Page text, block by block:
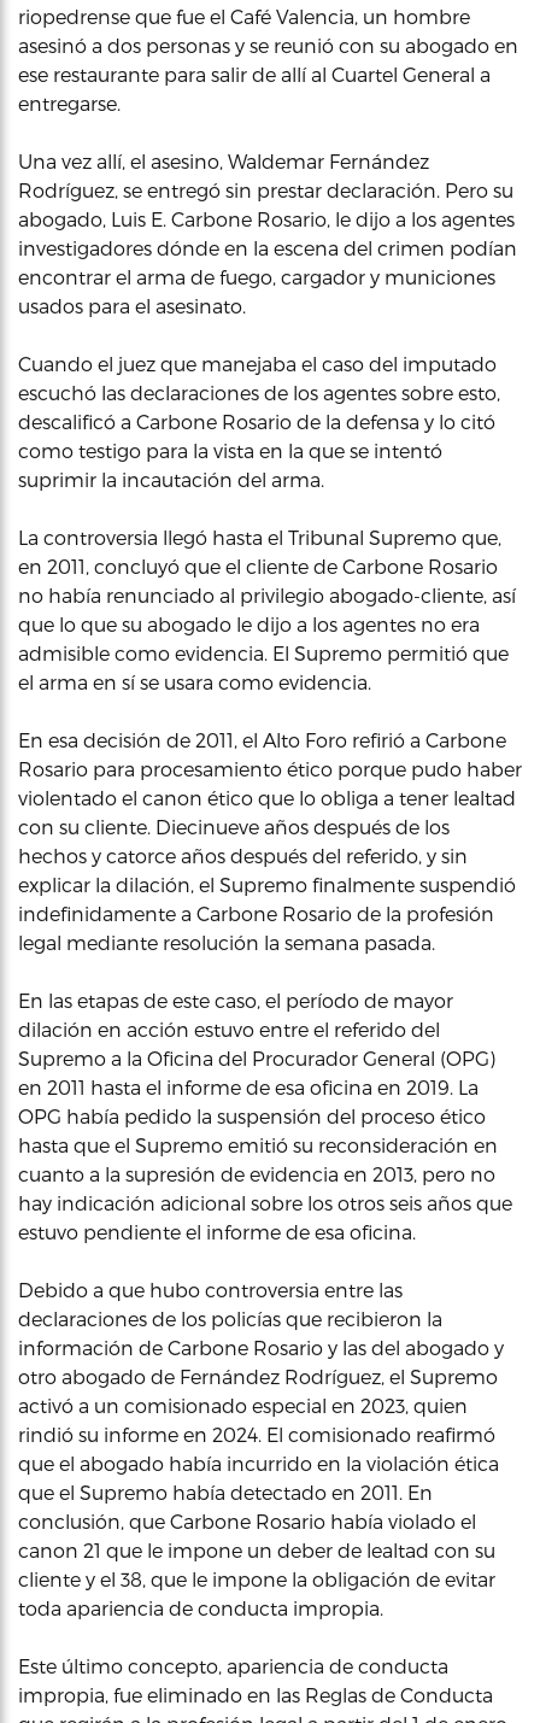
riopedrense que fue el Café Valencia, un hombre
asesinó a dos personas y se reunió con su abogado en
ese restaurante para salir de allí al Cuartel General a
entregarse.
Una vez allí, el asesino, Waldemar Fernández
Rodríguez, se entregó sin prestar declaración. Pero su
abogado, Luis E. Carbone Rosario, le dijo a los agentes
investigadores dónde en la escena del crimen podían
encontrar el arma de fuego, cargador y municiones
usados para el asesinato.
Cuando el juez que manejaba el caso del imputado
escuchó las declaraciones de los agentes sobre esto,
descalificó a Carbone Rosario de la defensa y lo citó
como testigo para la vista en la que se intentó
suprimir la incautación del arma.
La controversia llegó hasta el Tribunal Supremo que,
en 2011, concluyó que el cliente de Carbone Rosario
no había renunciado al privilegio abogado-cliente, así
que lo que su abogado le dijo a los agentes no era
admisible como evidencia. El Supremo permitió que
el arma en sí se usara como evidencia.
En esa decisión de 2011, el Alto Foro refirió a Carbone
Rosario para procesamiento ético porque pudo haber
violentado el canon ético que lo obliga a tener lealtad
con su cliente. Diecinueve años después de los
hechos y catorce años después del referido, y sin
explicar la dilación, el Supremo finalmente suspendió
indefinidamente a Carbone Rosario de la profesión
legal mediante resolución la semana pasada.
En las etapas de este caso, el período de mayor
dilación en acción estuvo entre el referido del
Supremo a la Oficina del Procurador General (OPG)
en 2011 hasta el informe de esa oficina en 2019. La
OPG había pedido la suspensión del proceso ético
hasta que el Supremo emitió su reconsideración en
cuanto a la supresión de evidencia en 2013, pero no
hay indicación adicional sobre los otros seis años que
estuvo pendiente el informe de esa oficina.
Debido a que hubo controversia entre las
declaraciones de los policías que recibieron la
información de Carbone Rosario y las del abogado y
otro abogado de Fernández Rodríguez, el Supremo
activó a un comisionado especial en 2023, quien
rindió su informe en 2024. El comisionado reafirmó
que el abogado había incurrido en la violación ética
que el Supremo había detectado en 2011. En
conclusión, que Carbone Rosario había violado el
canon 21 que le impone un deber de lealtad con su
cliente y el 38, que le impone la obligación de evitar
toda apariencia de conducta impropia.
Este último concepto, apariencia de conducta
impropia, fue eliminado en las Reglas de Conducta